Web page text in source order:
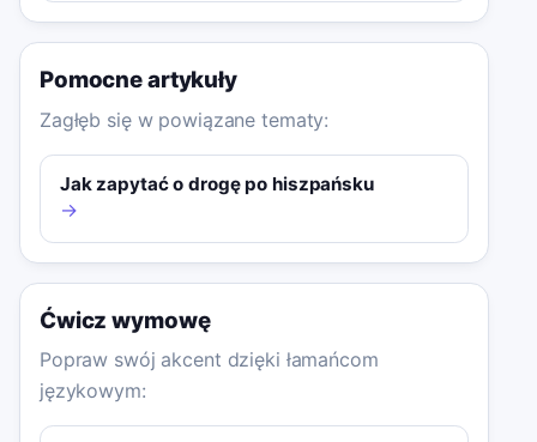
Pomocne artykuły
Zagłęb się w powiązane tematy:
Jak zapytać o drogę po hiszpańsku
→
Ćwicz wymowę
Popraw swój akcent dzięki łamańcom
językowym: